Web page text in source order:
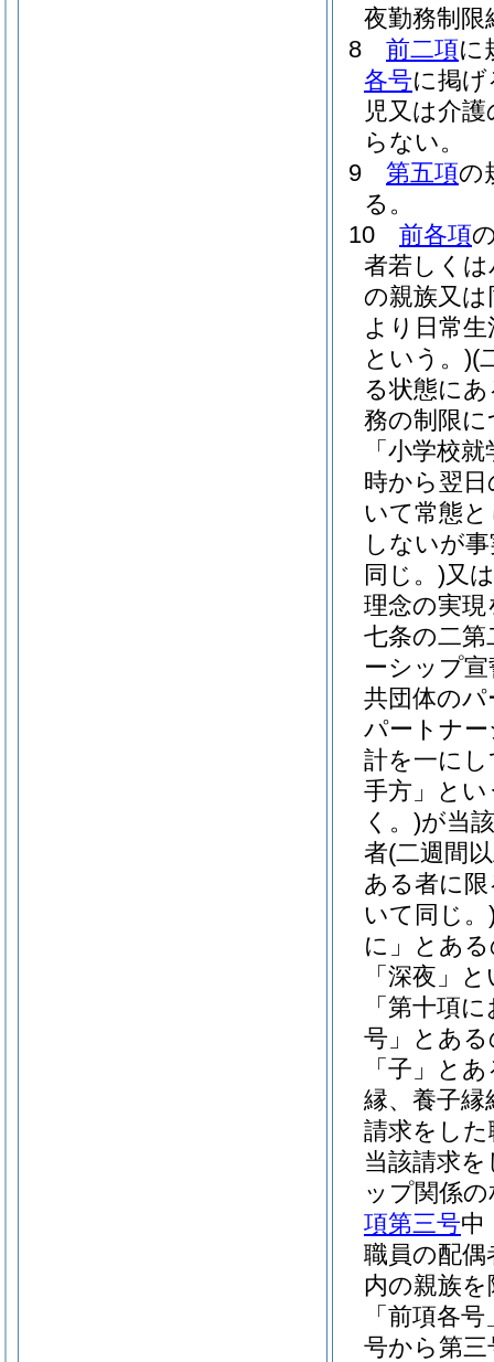
夜勤務制
8
前二項に
各号に掲
児又は介
らない。
9
第五項の
る。
10
前各項
者若しく
の親族又
より日常
という。)(
る状態に
務の制限
「小学校
時から翌
いて常態
しないが
同じ。)又
理念の実
七条の二
ーシップ
共団体の
パートナ
計を一に
手方」とい
く。)が当
者(二週間
ある者に
いて同じ。
に」とあ
「深夜」
「第十項
号」とあ
「子」と
縁、養子
請求をし
当該請求
ップ関係
項第三号中
職員の配
内の親族を
「前項各
号から第